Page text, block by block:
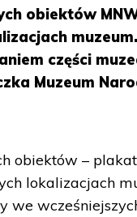
obiektów
części
Muzeum
obiektów –
lokalizacjach
we